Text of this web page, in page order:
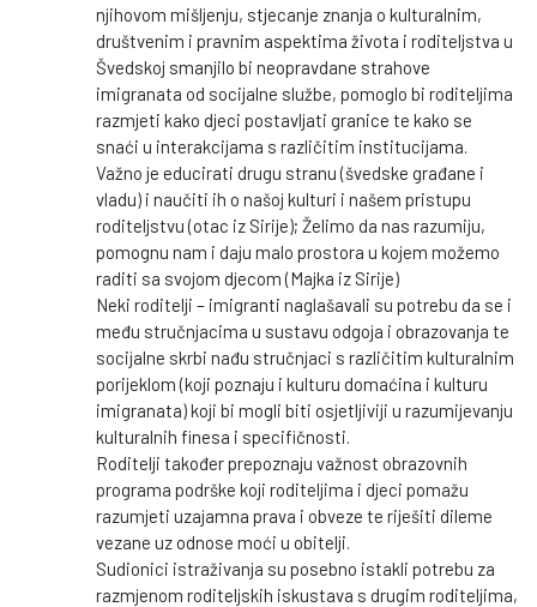
njihovom mišljenju, stjecanje znanja o kulturalnim,
društvenim i pravnim aspektima života i roditeljstva u
Švedskoj smanjilo bi neopravdane strahove
imigranata od socijalne službe, pomoglo bi roditeljima
razmjeti kako djeci postavljati granice te kako se
snaći u interakcijama s različitim institucijama.
Važno je educirati drugu stranu (švedske građane i
vladu) i naučiti ih o našoj kulturi i našem pristupu
roditeljstvu (otac iz Sirije); Želimo da nas razumiju,
pomognu nam i daju malo prostora u kojem možemo
raditi sa svojom djecom (Majka iz Sirije)
Neki roditelji – imigranti naglašavali su potrebu da se i
među stručnjacima u sustavu odgoja i obrazovanja te
socijalne skrbi nađu stručnjaci s različitim kulturalnim
porijeklom (koji poznaju i kulturu domaćina i kulturu
imigranata) koji bi mogli biti osjetljiviji u razumijevanju
kulturalnih finesa i specifičnosti.
Roditelji također prepoznaju važnost obrazovnih
programa podrške koji roditeljima i djeci pomažu
razumjeti uzajamna prava i obveze te riješiti dileme
vezane uz odnose moći u obitelji.
Sudionici istraživanja su posebno istakli potrebu za
razmjenom roditeljskih iskustava s drugim roditeljima,